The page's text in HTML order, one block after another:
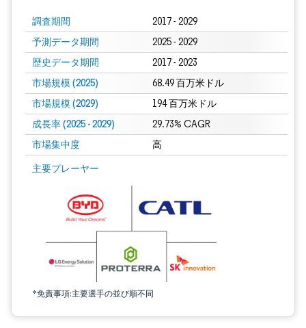
調査期間 2017 - 2029
予測データ期間 2025 - 2029
歴史データ期間 2017 - 2023
市場規模 (2025) 68.49 百万米ドル
市場規模 (2029) 194 百万米ドル
成長率 (2025 - 2029) 29.73% CAGR
市場集中度 高
主要プレーヤー
*免責事項:主要選手の並び順不同
画像 © Mordor Intelligence。再利用にはCC BY 4.0の表示が必要です。